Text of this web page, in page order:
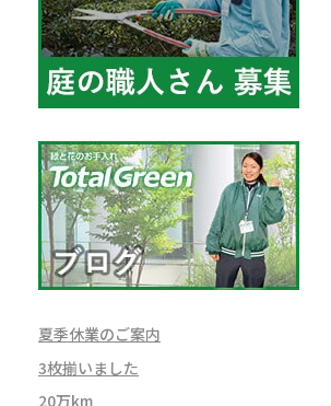
夏季休業のご案内
3枚揃いました
20万km